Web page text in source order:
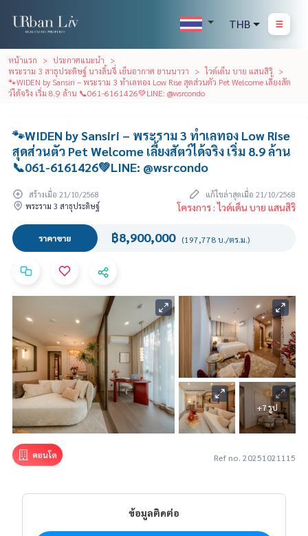
THB
หน้าแรก
ประกาศแนะนำ
พระราม 3 สาธุประดิษฐ์ นางลิ้นจี่ เย็นอากาศ ยานนาวา
ไวด์เด็น บาย แสนสิริ
🐾WIDEN by Sansiri – พระราม 3 ทำเลทอง Low Rise สุดส่วนตัว Pet Welcome เลี้ยงสัต
ว์ได้จริง เริ่ม 8.9 ล้าน 📞061-6161426💚LINE: @wsrcondo
🐾WIDEN by Sansiri – พระราม 3 ทำเลทอง Low Rise
สุดส่วนตัว Pet Welcome เลี้ยงสัตว์ได้จริง เริ่ม 8.9 ล้าน
📞061-6161426💚LINE: @wsrcondo
สร้างเมื่อ 21/10/2568
แก้ไขล่าสุดเมื่อ 21/10/2568
พระราม 3 สาธุประดิษฐ์
โครงการ : ไวด์เด็น บาย แสนสิริ
ราคาขาย ฿8,900,000 (197,778 บ./ตร.ม.)
+7 รูป
คอนโด Ref no. 20251021115
ข้อมูลติดต่อ